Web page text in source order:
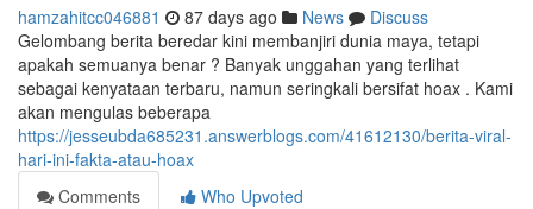
hamzahitcc046881 87 days ago News
Discuss
Gelombang berita beredar kini membanjiri dunia maya, tetapi
apakah semuanya benar ? Banyak unggahan yang terlihat
sebagai kenyataan terbaru, namun seringkali bersifat hoax . Kami
akan mengulas beberapa
https://jesseubda685231.answerblogs.com/41612130/berita-viral-
hari-ini-fakta-atau-hoax
Comments
Who Upvoted